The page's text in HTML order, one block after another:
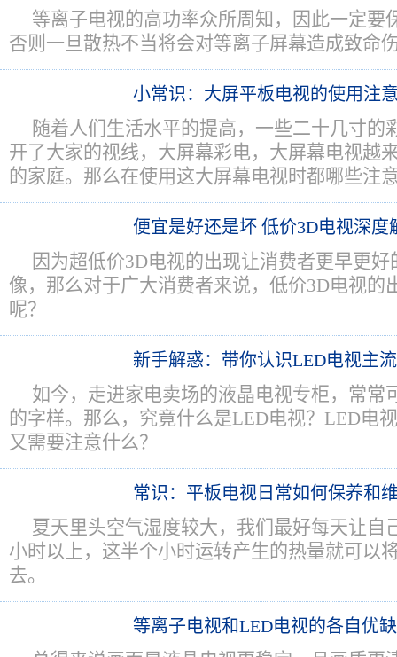
等离子电视的高功率众所周知，因此一定要
否则一旦散热不当将会对等离子屏幕造成致命
小常识：大屏平板电视的使用注
随着人们生活水平的提高，一些二十几寸的
开了大家的视线，大屏幕彩电，大屏幕电视越
的家庭。那么在使用这大屏幕电视时都哪些注
便宜是好还是坏 低价3D电视深度
因为超低价3D电视的出现让消费者更早更
像，那么对于广大消费者来说，低价3D电视的
呢？
新手解惑：带你认识LED电视主
如今，走进家电卖场的液晶电视专柜，常常
的字样。那么，究竟什么是LED电视？LED电
又需要注意什么？
常识：平板电视日常如何保养和
夏天里头空气湿度较大，我们最好每天让自
小时以上，这半个小时运转产生的热量就可以
去。
等离子电视和LED电视的各自优